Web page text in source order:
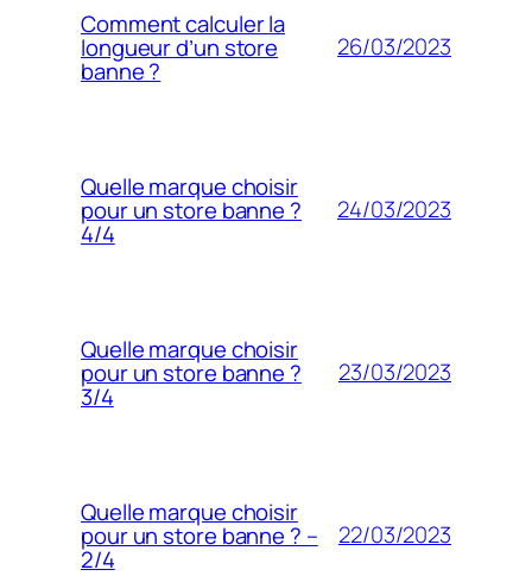
Comment calculer la
longueur d’un store
banne ?
26/03/2023
Quelle marque choisir
pour un store banne ?
4/4
24/03/2023
Quelle marque choisir
pour un store banne ?
3/4
23/03/2023
Quelle marque choisir
pour un store banne ? –
2/4
22/03/2023